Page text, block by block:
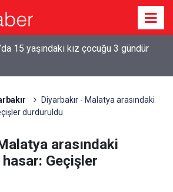
Spor, 1. Lig’e puanla başladı
Diyarbakır - Malatya arasındaki
durduruldu
arasındaki
hasar: Geçişler